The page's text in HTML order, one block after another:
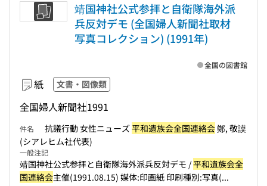
靖国神社公式参拝と自衛隊海外派
兵反対デモ (全国婦人新聞社取材
写真コレクション) (1991年)
紙 文書・図像類
全国婦人新聞社1991
全国の図書館
件名 抗議行動 女性ニューズ平和遺族会全国連絡会鄭, 敬謨
(シアレヒム社代表)
一般注記
靖国神社公式参拝と自衛隊海外派兵反対デモ /平和遺族会全
国連絡会主催(1991.08.15) 媒体:印画紙 印刷種別:写真(...